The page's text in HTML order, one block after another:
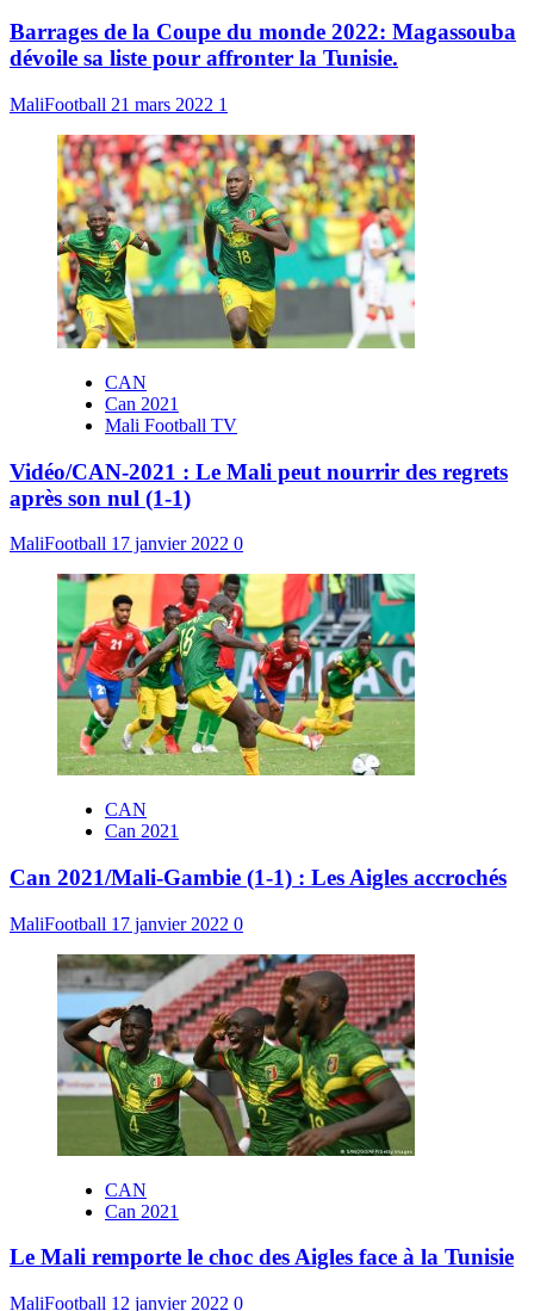
Barrages de la Coupe du monde 2022: Magassouba
dévoile sa liste pour affronter la Tunisie.
MaliFootball 21 mars 2022 1
CAN
Can 2021
Mali Football TV
Vidéo/CAN-2021 : Le Mali peut nourrir des regrets
après son nul (1-1)
MaliFootball 17 janvier 2022 0
CAN
Can 2021
Can 2021/Mali-Gambie (1-1) : Les Aigles accrochés
MaliFootball 17 janvier 2022 0
CAN
Can 2021
Le Mali remporte le choc des Aigles face à la Tunisie
MaliFootball 12 janvier 2022 0